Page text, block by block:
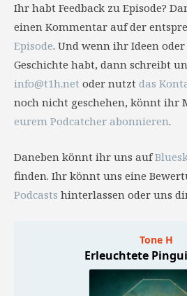
Ihr habt Feedback zu Episode?
einen Kommentar auf der
Episode. Und wenn ihr Ideen
Geschichte habt, dann schreibt
info@t1h.net oder nutzt das
noch nicht geschehen, könnt ihr
eurem Podcatcher abonnieren.
Daneben könnt ihr uns auf
finden. Ihr könnt uns eine
Podcasts hinterlassen oder uns